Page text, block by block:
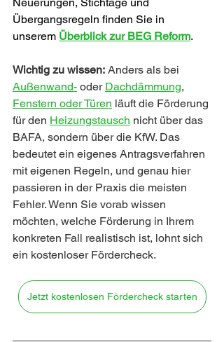
Neuerungen, Stichtage und
Übergangsregeln finden Sie in
unserem Überblick zur BEG Reform.
Wichtig zu wissen: Anders als bei
Außenwand- oder Dachdämmung,
Fenstern oder Türen läuft die Förderung
für den Heizungstausch nicht über das
BAFA, sondern über die KfW. Das
bedeutet ein eigenes Antragsverfahren
mit eigenen Regeln, und genau hier
passieren in der Praxis die meisten
Fehler. Wenn Sie vorab wissen
möchten, welche Förderung in Ihrem
konkreten Fall realistisch ist, lohnt sich
ein kostenloser Fördercheck.
Jetzt kostenlosen Fördercheck starten